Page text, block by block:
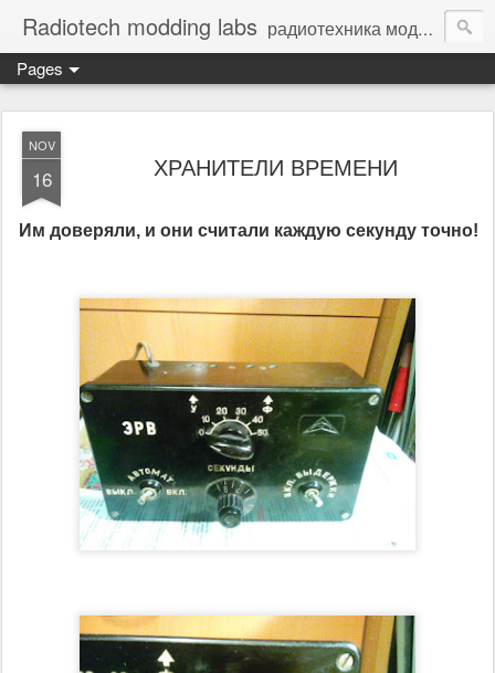
Radiotech modding labs радиотехника моддинг винтажная электроника - Vintage Electronic
Pages
NOV
16 ХРАНИТЕЛИ ВРЕМЕНИ
Им доверяли, и они считали каждую секунду точно!